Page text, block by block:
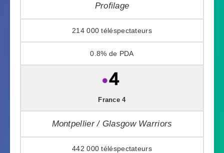
Profilage
214 000
0.8%
France 4
Montpellier / Glasgow Warriors
442 000